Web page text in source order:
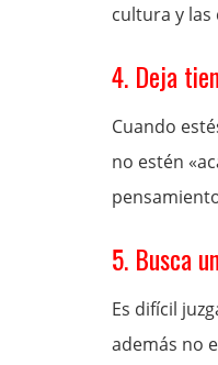
cultura y
4. Deja
Cuando
no estén
5. Busca
Es difícil
además no